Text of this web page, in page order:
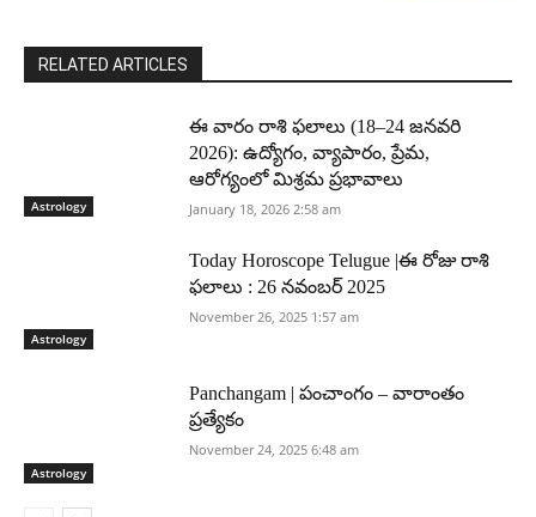
RELATED ARTICLES
Astrology
ఈ వారం రాశి ఫలాలు (18–24 జనవరి
2026): ఉద్యోగం, వ్యాపారం, ప్రేమ,
ఆరోగ్యంలో మిశ్రమ ప్రభావాలు
January 18, 2026 2:58 am
Astrology
Today Horoscope Telugue |ఈ రోజు రాశి
ఫలాలు : 26 నవంబర్ 2025
November 26, 2025 1:57 am
Astrology
Panchangam | పంచాంగం – వారాంతం
ప్రత్యేకం
November 24, 2025 6:48 am